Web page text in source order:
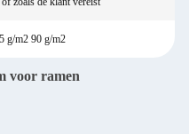
g/m2 90 g/m2
voor ramen